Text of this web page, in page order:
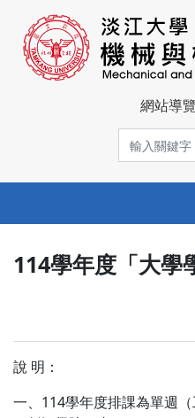
網站導覽
114學年度「大學
說 明：
一、114學年度排課為單週（